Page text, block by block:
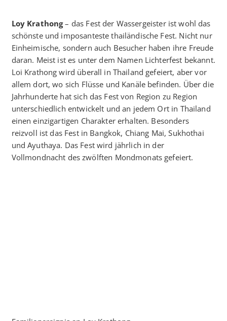
Loy Krathong– das Fest der Wassergeister ist wohl das
schönste und imposanteste thailändische Fest. Nicht nur
Einheimische, sondern auch Besucher haben ihre Freude
daran. Meist ist es unter dem Namen Lichterfest bekannt.
Loi Krathong wird überall in Thailand gefeiert, aber vor
allem dort, wo sich Flüsse und Kanäle befinden. Über die
Jahrhunderte hat sich das Fest von Region zu Region
unterschiedlich entwickelt und an jedem Ort in Thailand
einen einzigartigen Charakter erhalten. Besonders
reizvoll ist das Fest in Bangkok, Chiang Mai, Sukhothai
und Ayuthaya. Das Fest wird jährlich in der
Vollmondnacht des zwölften Mondmonats gefeiert.